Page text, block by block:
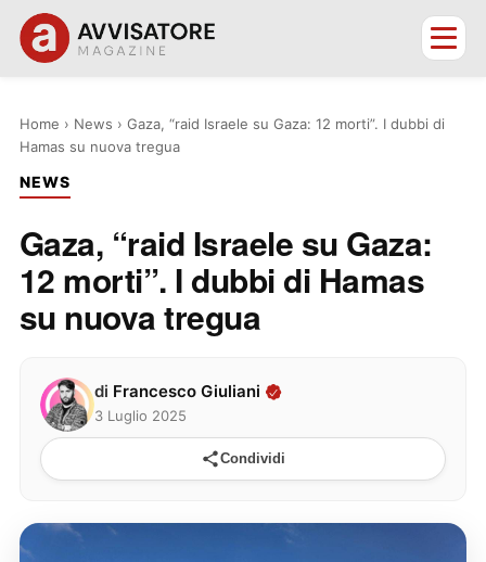
Home › News › Gaza, “raid Israele su Gaza: 12 morti”. I dubbi di
Hamas su nuova tregua
NEWS
Gaza, “raid Israele su Gaza:
12 morti”. I dubbi di Hamas
su nuova tregua
di Francesco Giuliani
3 Luglio 2025
Condividi